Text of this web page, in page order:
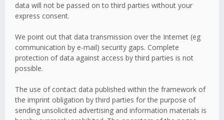
data will not be passed on to third parties without your
express consent.
We point out that data transmission over the Internet (eg
communication by e-mail) security gaps. Complete
protection of data against access by third parties is not
possible.
The use of contact data published within the framework of
the imprint obligation by third parties for the purpose of
sending unsolicited advertising and information materials is